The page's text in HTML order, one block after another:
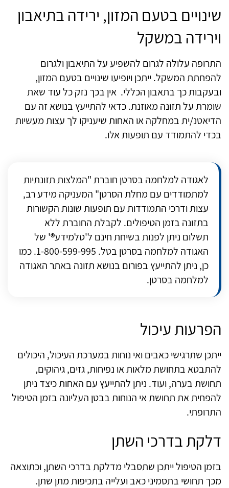
שינויים בטעם המזון, ירידה בתיאבון
וירידה במשקל
התרופה עלולה לגרום להשפיע על התיאבון ולגרום
להפחתת המשקל. ייתכן ויופיעו שינויים בטעם המזון,
ובעקבות כך בתאבון הכללי. אין בכך נזק כל עוד שאת
שומרת על תזונה מאוזנת. כדאי להתייעץ בנושא זה עם
הדיאטנ/ית במחלקה או האחות שיעניקו לך עצות מעשיות
בכדי להתמודד עם תופעות אלו.
לאגודה למלחמה בסרטן חוברת "המלצות תזונתיות
למתמודדים עם מחלת הסרטן" המעניקה מידע רב,
עצות ודרכי התמודדות עם תופעות שונות הקשורות
בתזונה בזמן הטיפולים. לקבלת החוברת ללא
תשלום ניתן לפנות בשיחת חינם ל'טלמידע®' של
האגודה למלחמה בסרטן בטל. 1-800-599-995. כמו
כן, ניתן להתייעץ בפורום בנושא תזונה באתר האגודה
למלחמה בסרטן.
הפרעות עיכול
ייתכן שתרגישי כאבים ואי נוחות במערכת העיכול, היכולים
להתבטא בתחושת מלאות או נפיחות, גזים, גיהוקים,
תחושת בערה, ועוד. ניתן להתייעץ עם האחות כיצד ניתן
להפחית את תחושת אי הנוחות בבטן העליונה בזמן הטיפול
התרופתי.
דלקת בדרכי השתן
בזמן הטיפול ייתכן שתסבלי מדלקת בדרכי השתן, וכתוצאה
מכך תחושי בתסמיני כאב ועלייה בתכיפות מתן שתן.